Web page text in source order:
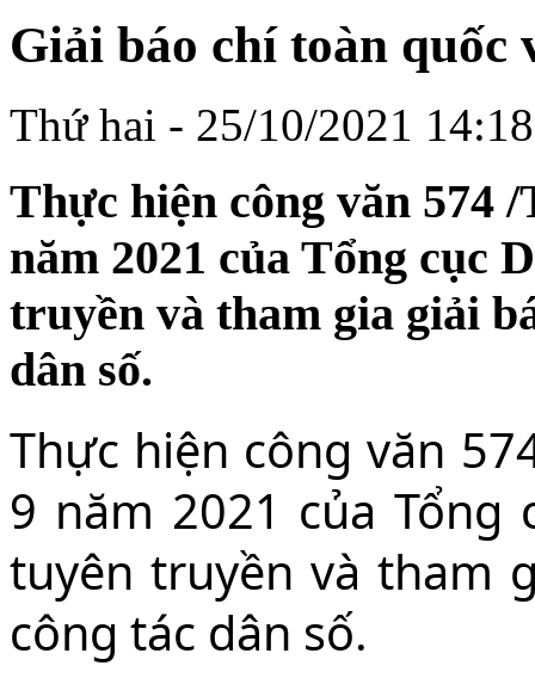
Giải báo chí toàn quốc
Thứ hai - 25/10/2021 14:18
Thực hiện công văn 574
năm 2021 của Tổng cục
truyền và tham gia giải
dân số.
Thực hiện công văn
9 năm 2021 của Tổng
tuyên truyền và tham
công tác dân số.